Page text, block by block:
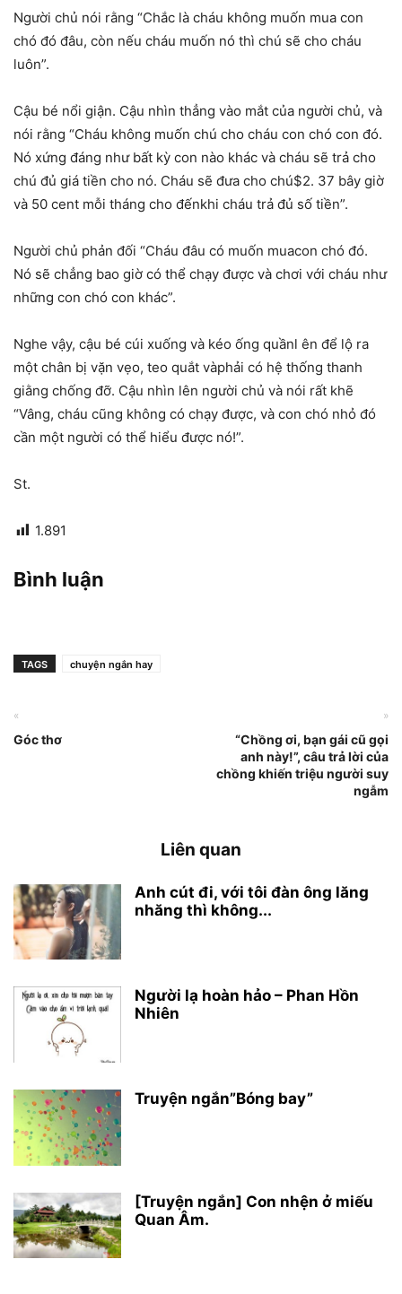
Người chủ nói rằng “Chắc là cháu không muốn mua con
chó đó đâu, còn nếu cháu muốn nó thì chú sẽ cho cháu
luôn”.
Cậu bé nổi giận. Cậu nhìn thẳng vào mắt của người chủ, và
nói rằng “Cháu không muốn chú cho cháu con chó con đó.
Nó xứng đáng như bất kỳ con nào khác và cháu sẽ trả cho
chú đủ giá tiền cho nó. Cháu sẽ đưa cho chú$2. 37 bây giờ
và 50 cent mỗi tháng cho đếnkhi cháu trả đủ số tiền”.
Người chủ phản đối “Cháu đâu có muốn muacon chó đó.
Nó sẽ chẳng bao giờ có thể chạy được và chơi với cháu như
những con chó con khác”.
Nghe vậy, cậu bé cúi xuống và kéo ống quầnl ên để lộ ra
một chân bị vặn vẹo, teo quắt vàphải có hệ thống thanh
giằng chống đỡ. Cậu nhìn lên người chủ và nói rất khẽ
“Vâng, cháu cũng không có chạy được, và con chó nhỏ đó
cần một người có thể hiểu được nó!”.
St.
1.891
Bình luận
TAGS chuyện ngắn hay
«
Góc thơ
»
“Chồng ơi, bạn gái cũ gọi
anh này!”, câu trả lời của
chồng khiến triệu người suy
ngẫm
Liên quan
Anh cút đi, với tôi đàn ông lăng
nhăng thì không...
Người lạ hoàn hảo – Phan Hồn
Nhiên
Truyện ngắn”Bóng bay”
[Truyện ngắn] Con nhện ở miếu
Quan Âm.